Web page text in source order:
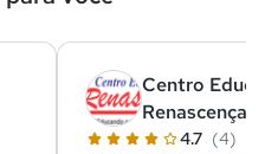
Centro
Renascença
4.7 (4)